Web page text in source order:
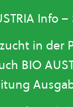
Info
in der
BIO